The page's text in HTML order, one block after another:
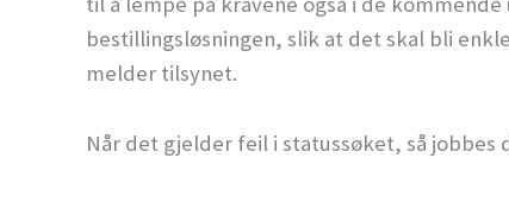
bestillingsløsningen, slik at det skal bli
melder tilsynet.
Når det gjelder feil i statussøket, så